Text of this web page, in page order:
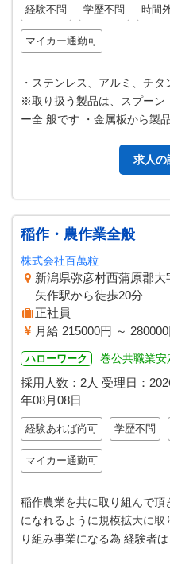
経験不問 学歴不問 時間
マイカー通勤可
・ステンレス、アルミ、チ
※取り扱う製品は、スプーン
ー全 般です ・金属板から製
求人の
稲作・農作業全般
株式会社百萬粒
新潟県弥彦村西蒲原郡大
矢作駅から徒歩20分
正社員
月給 215000円 ～
ハローワーク 巻公共職業安
採用人数：2人 受理日：
年08月08日
経験あれば尚可 学歴不問
マイカー通勤可
稲作農業を共に取り組んで頂
になれるように規模拡大に
り組み事業になる為 経験者